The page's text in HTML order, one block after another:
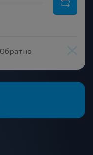
Обратно